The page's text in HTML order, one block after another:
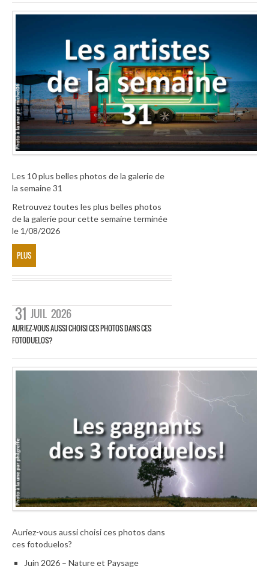
Les 10 plus belles photos de la galerie de
la semaine 31
Retrouvez toutes les plus belles photos
de la galerie pour cette semaine terminée
le 1/08/2026
PLUS
31 JUIL 2026
AURIEZ-VOUS AUSSI CHOISI CES PHOTOS DANS CES
FOTODUELOS?
Auriez-vous aussi choisi ces photos dans
ces fotoduelos?
Juin 2026 – Nature et Paysage